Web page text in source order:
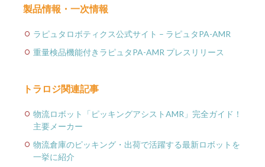
製品情報・一次情報
ラピュタロボティクス公式サイト – ラピュタPA-AMR
重量検品機能付きラピュタPA-AMR プレスリリース
トラロジ関連記事
物流ロボット「ピッキングアシストAMR」完全ガイド！
主要メーカー
物流倉庫のピッキング・出荷で活躍する最新ロボットを
一挙に紹介